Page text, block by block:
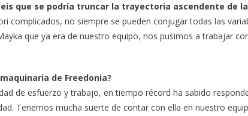
que se podría truncar la trayectoria ascendente de la
complicados, no siempre se pueden conjugar todas las
que ya era de nuestro equipo, nos pusimos a trabajar
de Freedonia?
de esfuerzo y trabajo, en tiempo récord ha sabido
Tenemos mucha suerte de contar con ella en nuestro